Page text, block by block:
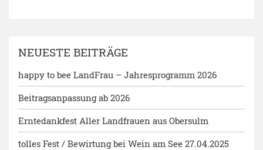
NEUESTE BEITRÄGE
happy to bee LandFrau – Jahresprogramm 2026
Beitragsanpassung ab 2026
Erntedankfest Aller Landfrauen aus Obersulm
tolles Fest / Bewirtung bei Wein am See 27.04.2025